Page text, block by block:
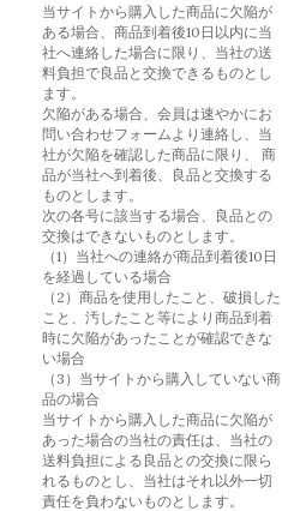
当サイトから購入した商品に欠陥が
ある場合、商品到着後10日以内に当
社へ連絡した場合に限り、当社の送
料負担で良品と交換できるものとし
ます。
欠陥がある場合、会員は速やかにお
問い合わせフォームより連絡し、当
社が欠陥を確認した商品に限り、 商
品が当社へ到着後、良品と交換する
ものとします。
次の各号に該当する場合、良品との
交換はできないものとします。
（1）当社への連絡が商品到着後10日
を経過している場合
（2）商品を使用したこと、破損した
こと、汚したこと等により商品到着
時に欠陥があったことが確認できな
い場合
（3）当サイトから購入していない商
品の場合
当サイトから購入した商品に欠陥が
あった場合の当社の責任は、当社の
送料負担による良品との交換に限ら
れるものとし、当社はそれ以外一切
責任を負わないものとします。